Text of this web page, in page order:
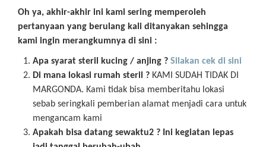
Oh ya, akhir-akhir ini kami sering memperoleh
pertanyaan yang berulang kali ditanyakan sehingga
kami ingin merangkumnya di sini :
Apa syarat steril kucing / anjing ? Silakan cek di sini
Di mana lokasi rumah steril ? KAMI SUDAH TIDAK DI
MARGONDA. Kami tidak bisa memberitahu lokasi
sebab seringkali pemberian alamat menjadi cara untuk
mengancam kami
Apakah bisa datang sewaktu2 ? Ini kegiatan lepas